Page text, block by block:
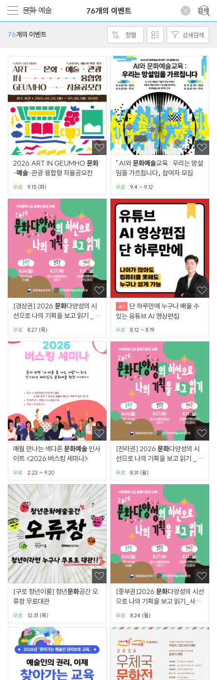
76개의 이벤트
76개의 이벤트 정렬 상세검색
2026 ART IN GEUMHO 문화
·예술·관광 융합형 자율공모전
9.15 (화)
무료
「AI와문화예술교육 : 우리는 망설
임을 가르칩니다」 참여자 모집
9.4 ~ 9.12
무료
[경상권] 2026 문화다양성의 시
선으로 나의 기획을 보고 읽기 _ 사
시설문화
8.27 (목)
무료
단 하루만에 누구나 배울 수
있는 유튜브 AI 영상편집
8.12 ~ 8.19
무료
매월 만나는 색다른문화예술 인사
이트 <2026 버스킹 세미나>
2.22 ~ 9.20
무료
[전라권] 2026 문화다양성의 시
선으로 나의 기획을 보고 읽기 _ 사
시설문화
8.31 (월)
무료
[구로 청년이룸] 청년문화공간 오
류장 무료대관
12.31 (목)
무료
[중부권]2026 문화다양성의 시선
으로 나의 기획을 보고 읽기_사회
문화
8.24 (월)
무료